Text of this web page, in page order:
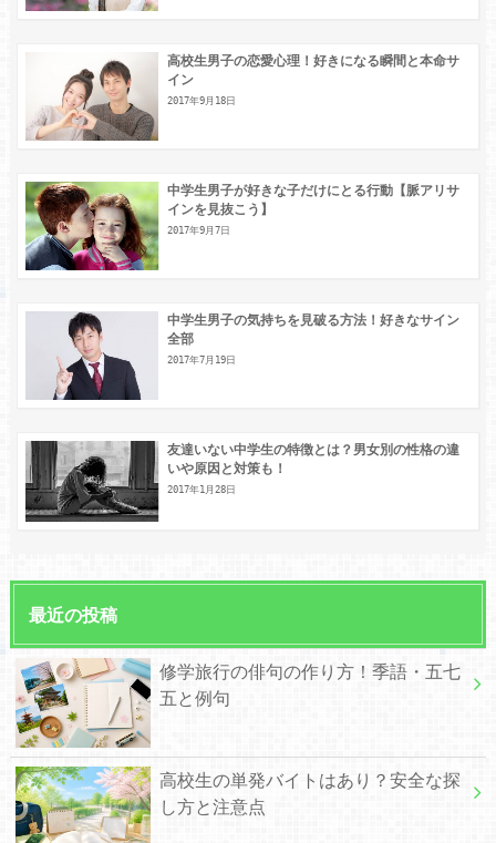
高校生男子の恋愛心理！好きになる瞬間と本命サ
イン
2017年9月18日
中学生男子が好きな子だけにとる行動【脈アリサ
インを見抜こう】
2017年9月7日
中学生男子の気持ちを見破る方法！好きなサイン
全部
2017年7月19日
友達いない中学生の特徴とは？男女別の性格の違
いや原因と対策も！
2017年1月28日
最近の投稿
修学旅行の俳句の作り方！季語・五七
五と例句
高校生の単発バイトはあり？安全な探
し方と注意点